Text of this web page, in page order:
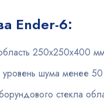
Ender-6:
250х250х400
уровень шума менее
стекла